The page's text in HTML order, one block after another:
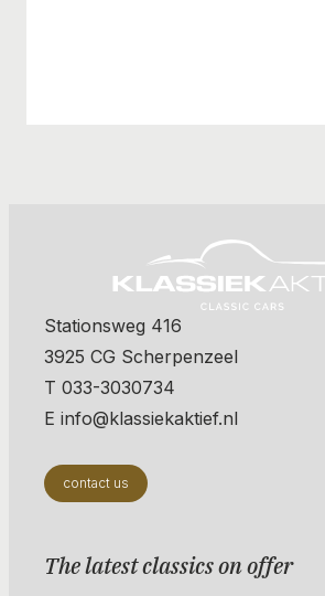
Stationsweg 416
3925 CG Scherpenzeel
T 033-3030734
E info@klassiekaktief.nl
contact us
The latest classics on offer